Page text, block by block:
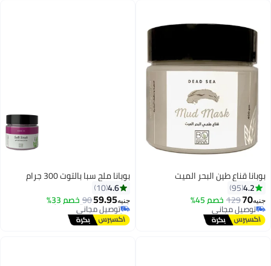
بوبانا قناع طين البحر الميت
4.2
95
جنيه70
129 خصم 45%
توصيل مجاني
توصيل مجاني
بوبانا ملح سبا بالتوت 300 جرام
4.6
10
جنيه59.95
90 خصم 33%
#10 في أملاح الاستحمام والنقع
أقل سعر في 30 يوم
توصيل مجاني
تم بيع +10 مؤخرًا
#10 في أملاح الاستحمام والنقع